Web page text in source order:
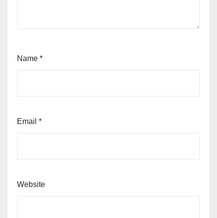
Name *
Email *
Website